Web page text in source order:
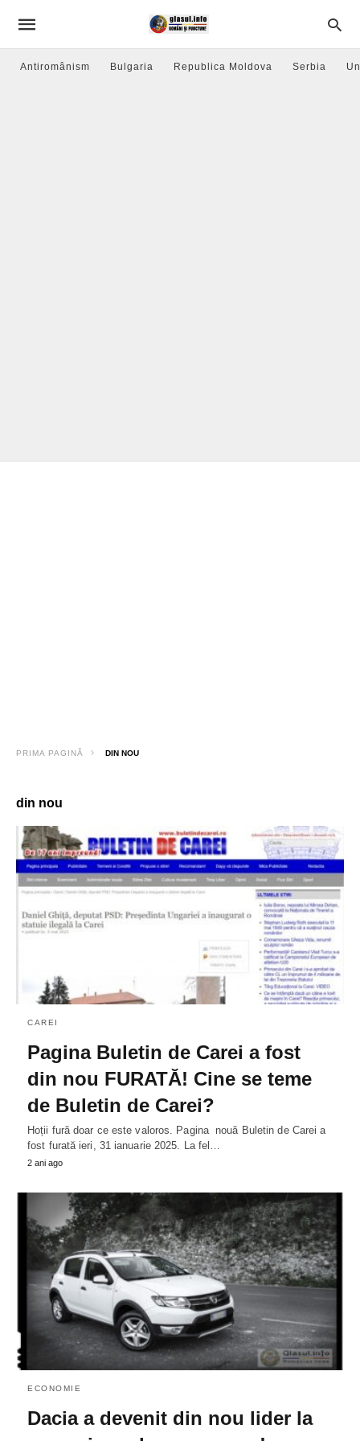
Antiromânism Bulgaria Republica Moldova Serbia
PRIMA PAGINĂ DIN NOU
din nou
CAREI
Pagina Buletin de Carei a fost
din nou FURATĂ! Cine se teme
de Buletin de Carei?
Hoții fură doar ce este valoros. Pagina nouă Buletin de Carei a
fost furată ieri, 31 ianuarie 2025. La fel…
2 ani ago
ECONOMIE
Dacia a devenit din nou lider la